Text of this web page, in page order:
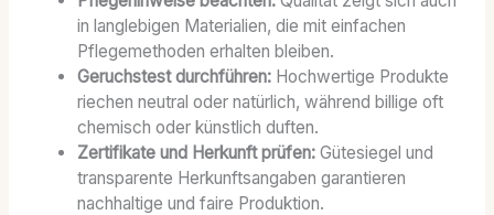
in langlebigen Materialien, die mit einfachen
Pflegemethoden erhalten bleiben.
Geruchstest durchführen: Hochwertige Produkte
riechen neutral oder natürlich, während billige oft
chemisch oder künstlich duften.
Zertifikate und Herkunft prüfen: Gütesiegel und
transparente Herkunftsangaben garantieren
nachhaltige und faire Produktion.